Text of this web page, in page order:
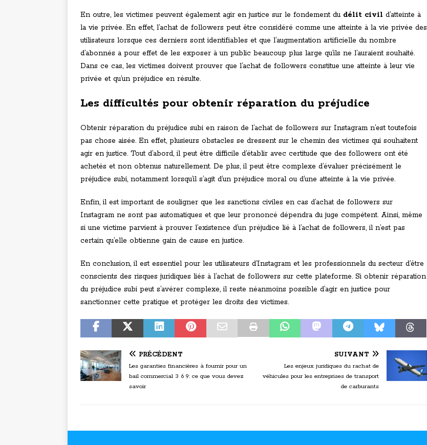
En outre, les victimes peuvent également agir en justice sur le fondement du délit civil d’atteinte à
la vie privée. En effet, l’achat de followers peut être considéré comme une atteinte à la vie privée des
utilisateurs lorsque ces derniers sont identifiables et que l’augmentation artificielle du nombre
d’abonnés a pour effet de les exposer à un public beaucoup plus large qu’ils ne l’auraient souhaité.
Dans ce cas, les victimes doivent prouver que l’achat de followers constitue une atteinte à leur vie
privée et qu’un préjudice en résulte.
Les difficultés pour obtenir réparation du préjudice
Obtenir réparation du préjudice subi en raison de l’achat de followers sur Instagram n’est toutefois
pas chose aisée. En effet, plusieurs obstacles se dressent sur le chemin des victimes qui souhaitent
agir en justice. Tout d’abord, il peut être difficile d’établir avec certitude que des followers ont été
achetés et non obtenus naturellement. De plus, il peut être complexe d’évaluer précisément le
préjudice subi, notamment lorsqu’il s’agit d’un préjudice moral ou d’une atteinte à la vie privée.
Enfin, il est important de souligner que les sanctions civiles en cas d’achat de followers sur
Instagram ne sont pas automatiques et que leur prononcé dépendra du juge compétent. Ainsi, même
si une victime parvient à prouver l’existence d’un préjudice lié à l’achat de followers, il n’est pas
certain qu’elle obtienne gain de cause en justice.
En conclusion, il est essentiel pour les utilisateurs d’Instagram et les professionnels du secteur d’être
conscients des risques juridiques liés à l’achat de followers sur cette plateforme. Si obtenir réparation
du préjudice subi peut s’avérer complexe, il reste néanmoins possible d’agir en justice pour
sanctionner cette pratique et protéger les droits des victimes.
PRÉCÉDENT
Les garanties financières à fournir pour un
bail commercial 3 6 9: ce que vous devez
savoir
SUIVANT
Les enjeux juridiques du rachat de
véhicules pour les entreprises de transport
de carburants